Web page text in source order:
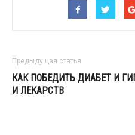
Предыдущая статья
КАК ПОБЕДИТЬ ДИАБЕТ И
И ЛЕКАРСТВ